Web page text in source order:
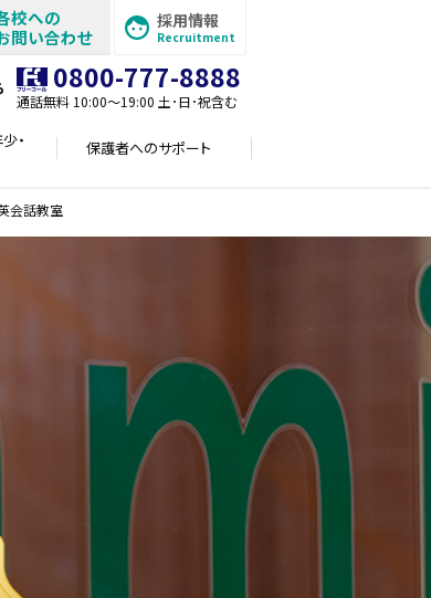
校への
問い合わせ
採用情報
Recruitment
0800-777-8888
通話無料 10:00〜19:00 土･日･祝含む
・ 保護者へのサポート
会話教室